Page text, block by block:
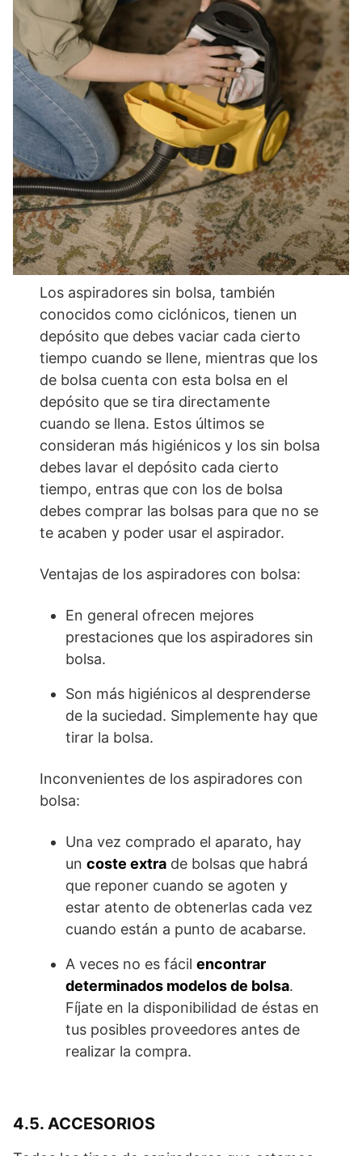
Los aspiradores sin bolsa, también
conocidos como ciclónicos, tienen un
depósito que debes vaciar cada cierto
tiempo cuando se llene, mientras que los
de bolsa cuenta con esta bolsa en el
depósito que se tira directamente
cuando se llena. Estos últimos se
consideran más higiénicos y los sin bolsa
debes lavar el depósito cada cierto
tiempo, entras que con los de bolsa
debes comprar las bolsas para que no se
te acaben y poder usar el aspirador.
Ventajas de los aspiradores con bolsa:
En general ofrecen mejores
prestaciones que los aspiradores sin
bolsa.
Son más higiénicos al desprenderse
de la suciedad. Simplemente hay que
tirar la bolsa.
Inconvenientes de los aspiradores con
bolsa:
Una vez comprado el aparato, hay
uncoste extra de bolsas que habrá
que reponer cuando se agoten y
estar atento de obtenerlas cada vez
cuando están a punto de acabarse.
A veces no es fácilencontrar
determinados modelos de bolsa.
Fíjate en la disponibilidad de éstas en
tus posibles proveedores antes de
realizar la compra.
4.5. ACCESORIOS